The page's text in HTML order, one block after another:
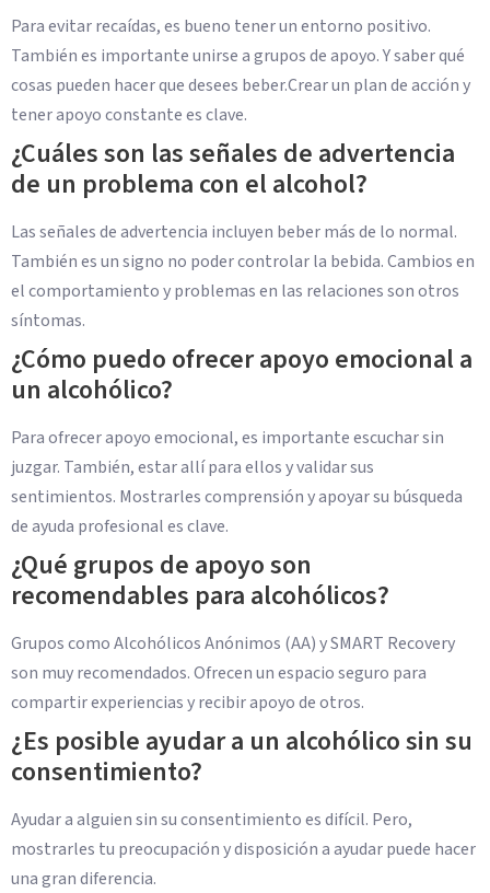
Para evitar recaídas, es bueno tener un entorno positivo.
También es importante unirse a grupos de apoyo. Y saber qué
cosas pueden hacer que desees beber.Crear un plan de acción y
tener apoyo constante es clave.
¿Cuáles son las señales de advertencia
de un problema con el alcohol?
Las señales de advertencia incluyen beber más de lo normal.
También es un signo no poder controlar la bebida. Cambios en
el comportamiento y problemas en las relaciones son otros
síntomas.
¿Cómo puedo ofrecer apoyo emocional a
un alcohólico?
Para ofrecer apoyo emocional, es importante escuchar sin
juzgar. También, estar allí para ellos y validar sus
sentimientos. Mostrarles comprensión y apoyar su búsqueda
de ayuda profesional es clave.
¿Qué grupos de apoyo son
recomendables para alcohólicos?
Grupos como Alcohólicos Anónimos (AA) y SMART Recovery
son muy recomendados. Ofrecen un espacio seguro para
compartir experiencias y recibir apoyo de otros.
¿Es posible ayudar a un alcohólico sin su
consentimiento?
Ayudar a alguien sin su consentimiento es difícil. Pero,
mostrarles tu preocupación y disposición a ayudar puede hacer
una gran diferencia.